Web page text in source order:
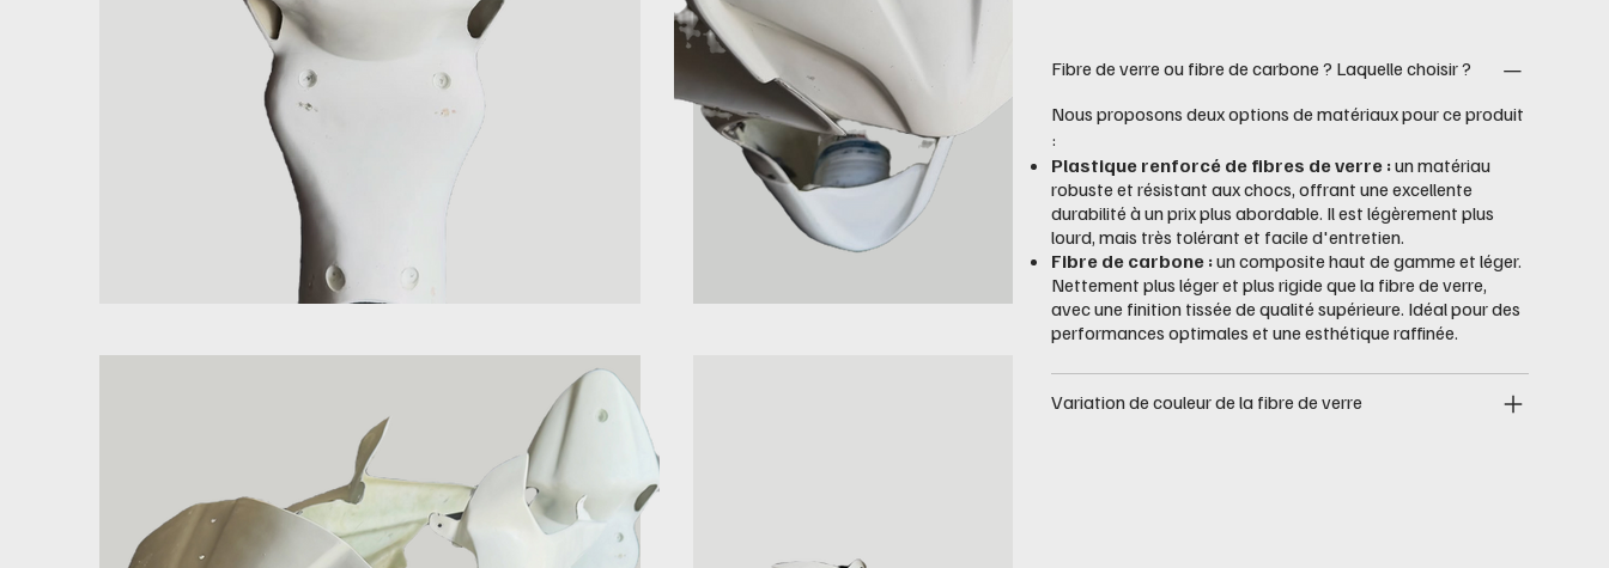
Fibre de verre ou fibre de carbone ? Laquelle choisir ?
Nous proposons deux options de matériaux pour ce produit
:
Plastique renforcé de fibres de verre :un matériau
robuste et résistant aux chocs, offrant une excellente
durabilité à un prix plus abordable. Il est légèrement plus
lourd, mais très tolérant et facile d'entretien.
Fibre de carbone :un composite haut de gamme et léger.
Nettement plus léger et plus rigide que la fibre de verre,
avec une finition tissée de qualité supérieure. Idéal pour des
performances optimales et une esthétique raffinée.
Variation de couleur de la fibre de verre